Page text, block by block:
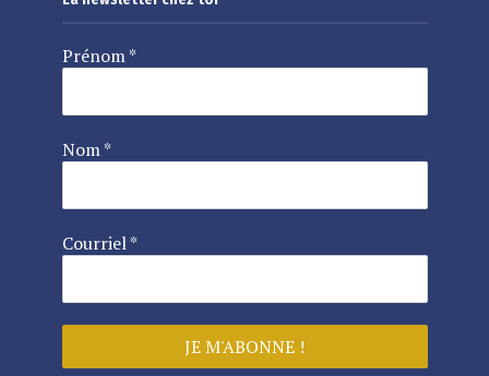
Prénom*
Nom*
Courriel*